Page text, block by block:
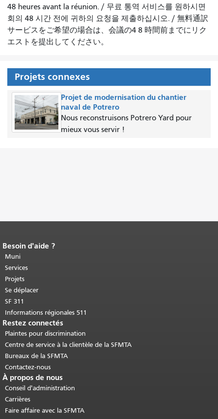
48 heures avant la réunion. / 무료 통역 서비스를 원하시면
회의 48 시간 전에 귀하의 요청을 제출하십시오. / 無料通訳
サービスをご希望の場合は、会議の4 8 時間前までにリク
エストを提出してください。
Projets connexes
Projet de modernisation du chantier
naval de Potrero
Nous reconstruisons Potrero Yard pour
mieux vous servir !
Fin du contenu de la page.
cette page se répète sur chaque page.
Retour au haut du contenu principal
Besoin d'aide ?
Muni
Services
Projets
Se déplacer
SF 311
Informations régionales 511
Restez connectés
Plaintes pour discrimination
Centre de service à la clientèle de la SFMTA
Bureaux de la SFMTA
Contactez-nous
À propos de nous
Conseil d'administration
Carrières
Faire affaire avec la SFMTA